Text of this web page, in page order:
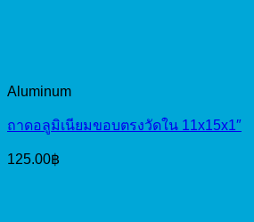
Aluminum
ถาดอลูมิเนียมขอบตรงวัดใน 11x15x1″
125.00฿